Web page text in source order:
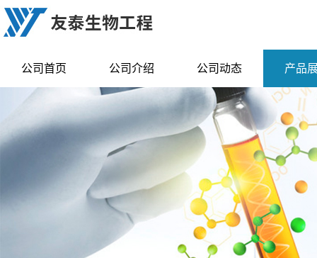
公司首页 公司介绍 公司动态 产品